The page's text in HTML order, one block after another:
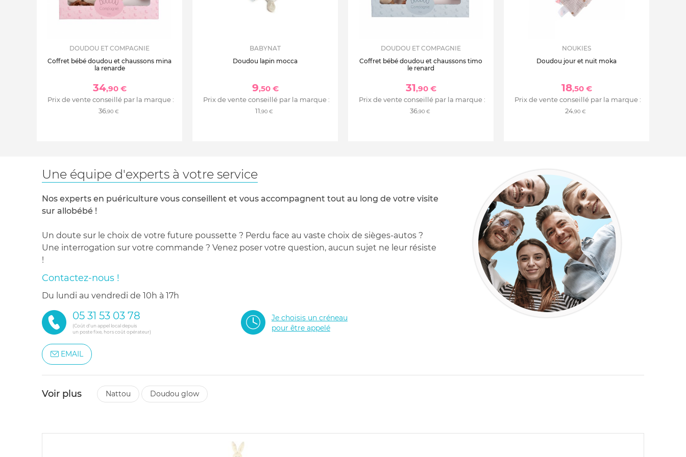
DOUDOU ET COMPAGNIE
Coffret bébé doudou et chaussons mina
la renarde
34,90 €
Prix de vente conseillé par la marque :
36,90 €
BABYNAT
Doudou lapin mocca
9,50 €
Prix de vente conseillé par la marque :
11 ,90 €
DOUDOU ET COMPAGNIE
Coffret bébé doudou et chaussons timo
le renard
31,90 €
Prix de vente conseillé par la marque :
36,90 €
NOUKIES
Doudou jour et nuit moka
18,50 €
Prix de vente conseillé par la marque :
24,90 €
Une équipe d'experts à votre service
Nos experts en puériculture vous conseillent et vous accompagnent tout au long de votre visite
sur allobébé !
Un doute sur le choix de votre future poussette ? Perdu face au vaste choix de sièges-autos ?
Une interrogation sur votre commande ? Venez poser votre question, aucun sujet ne leur résiste
!
Contactez-nous !
du lundi au vendredi de 10h à 17h
05 31 53 03 78
(Coût d'un appel local depuis
un poste fixe, hors coût opérateur)
Je choisis un créneau
pour être appelé
EMAIL
Voir plus nattou doudou glow